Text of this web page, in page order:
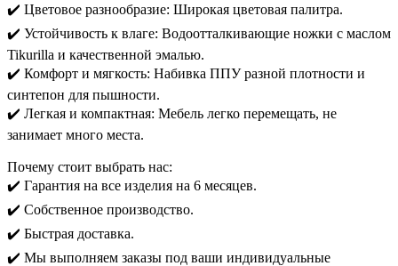
✔️ Цветовое разнообразие: Широкая цветовая палитра.
✔️ Устойчивость к влаге: Водоотталкивающие ножки с маслом
Tikurilla и качественной эмалью.
✔️ Комфорт и мягкость: Набивка ППУ разной плотности и
синтепон для пышности.
✔️ Легкая и компактная: Мебель легко перемещать, не
занимает много места.
Почему стоит выбрать нас:
✔️ Гарантия на все изделия на 6 месяцев.
✔️ Собственное производство.
✔️ Быстрая доставка.
✔️ Мы выполняем заказы под ваши индивидуальные